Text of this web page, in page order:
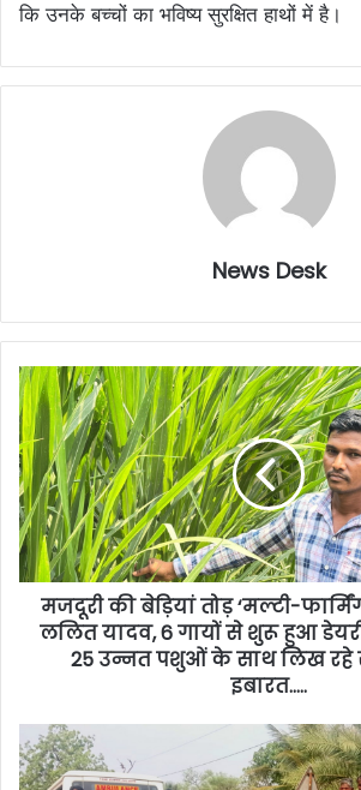
कि उनके बच्चों का भविष्य सुरक्षित हाथों में है।
News Desk
मजदूरी की बेड़ियां तोड़ ‘मल्टी-
ललित यादव, 6 गायों से शुरू हुआ
25 उन्नत पशुओं के साथ लिख
इबारत…..